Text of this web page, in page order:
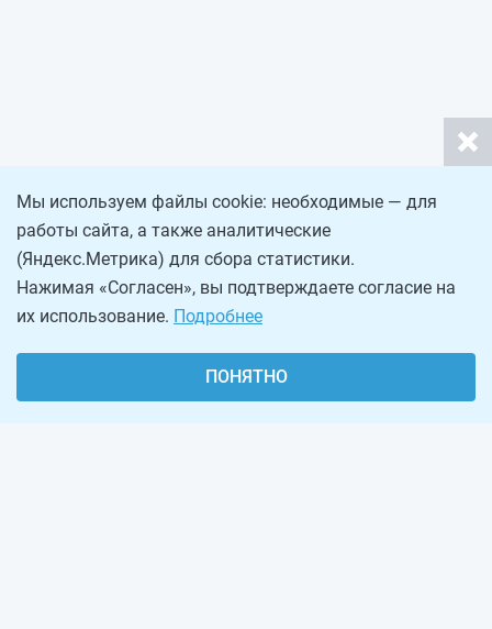
Мы используем файлы cookie: необходимые — для
работы сайта, а также аналитические
(Яндекс.Метрика) для сбора статистики.
Нажимая «Согласен», вы подтверждаете согласие на
их использование. Подробнее
ПОНЯТНО